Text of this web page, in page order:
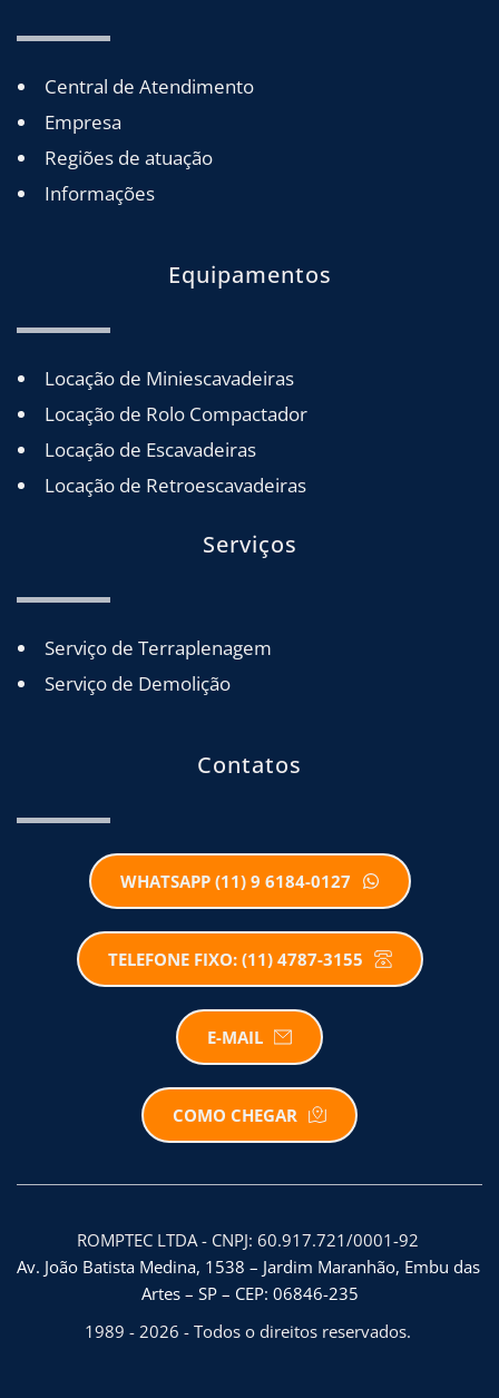
Central de Atendimento
Empresa
Regiões de atuação
Informações
Equipamentos
Locação de Miniescavadeiras
Locação de Rolo Compactador
Locação de Escavadeiras
Locação de Retroescavadeiras
Serviços
Serviço de Terraplenagem
Serviço de Demolição
Contatos
WHATSAPP (11) 9 6184-0127
TELEFONE FIXO: (11) 4787-3155
E-MAIL
COMO CHEGAR
ROMPTEC LTDA - CNPJ: 60.917.721/0001-92
Av. João Batista Medina, 1538 – Jardim Maranhão, Embu das
Artes – SP – CEP: 06846-235
1989 - 2026 - Todos o direitos reservados.